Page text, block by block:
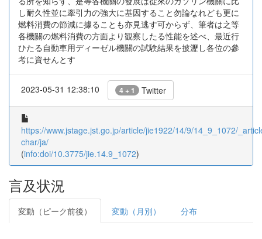
し耐久性並に牽引力の強大に基因すること勿論なれども更に
燃料消費の節減に據ることも亦見逃す可からず、筆者は之等
各機關の燃料消費の方面より観察したる性能を述べ、最近行
ひたる自動車用ディーゼル機關の試験結果を披瀝し各位の參
考に資せんとす
2023-05-31 12:38:10 4 + 1 Twitter
https://www.jstage.jst.go.jp/article/jie1922/14/9/14_9_1072/
char/ja/
(info:doi/10.3775/jie.14.9_1072)
言及状況
変動（ピーク前後） 変動（月別） 分布